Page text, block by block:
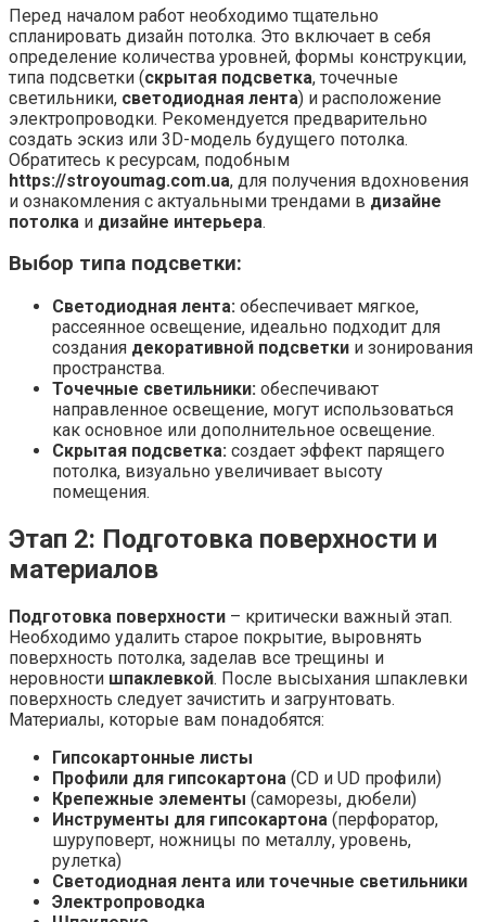
Перед началом работ необходимо тщательно
спланировать дизайн потолка. Это включает в себя
определение количества уровней, формы конструкции,
типа подсветки (скрытая подсветка, точечные
светильники, светодиодная лента) и расположение
электропроводки. Рекомендуется предварительно
создать эскиз или 3D-модель будущего потолка.
Обратитесь к ресурсам, подобным
https://stroyoumag.com.ua, для получения вдохновения
и ознакомления с актуальными трендами в дизайне
потолка и дизайне интерьера.
Выбор типа подсветки:
Светодиодная лента: обеспечивает мягкое,
рассеянное освещение, идеально подходит для
создания декоративной подсветки и зонирования
пространства.
Точечные светильники: обеспечивают
направленное освещение, могут использоваться
как основное или дополнительное освещение.
Скрытая подсветка: создает эффект парящего
потолка, визуально увеличивает высоту
помещения.
Этап 2: Подготовка поверхности и
материалов
Подготовка поверхности – критически важный этап.
Необходимо удалить старое покрытие, выровнять
поверхность потолка, заделав все трещины и
неровности шпаклевкой. После высыхания шпаклевки
поверхность следует зачистить и загрунтовать.
Материалы, которые вам понадобятся:
Гипсокартонные листы
Профили для гипсокартона (CD и UD профили)
Крепежные элементы (саморезы, дюбели)
Инструменты для гипсокартона (перфоратор,
шуруповерт, ножницы по металлу, уровень,
рулетка)
Светодиодная лента или точечные светильники
Электропроводка